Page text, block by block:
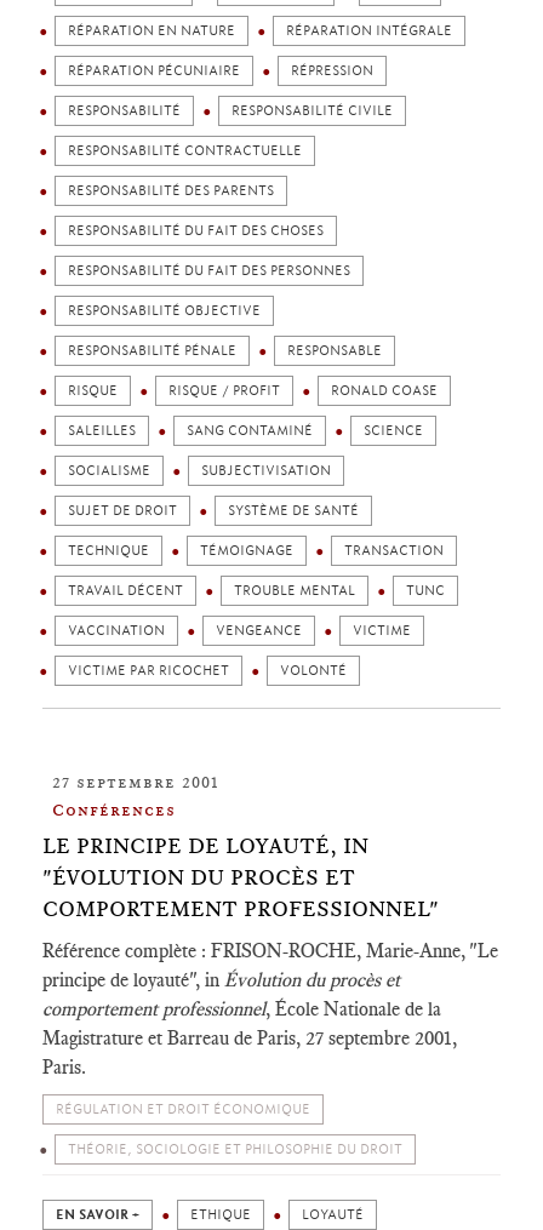
RÉPARATION EN NATURE RÉPARATION INTÉGRALE
RÉPARATION PÉCUNIAIRE RÉPRESSION
RESPONSABILITÉ RESPONSABILITÉ CIVILE
RESPONSABILITÉ CONTRACTUELLE
RESPONSABILITÉ DES PARENTS
RESPONSABILITÉ DU FAIT DES CHOSES
RESPONSABILITÉ DU FAIT DES PERSONNES
RESPONSABILITÉ OBJECTIVE
RESPONSABILITÉ PÉNALE RESPONSABLE
RISQUE RISQUE / PROFIT RONALD COASE
SALEILLES SANG CONTAMINÉ SCIENCE
SOCIALISME SUBJECTIVISATION
SUJET DE DROIT SYSTÈME DE SANTÉ
TECHNIQUE TÉMOIGNAGE TRANSACTION
TRAVAIL DÉCENT TROUBLE MENTAL TUNC
VACCINATION VENGEANCE VICTIME
VICTIME PAR RICOCHET VOLONTÉ
27 septembre 2001
Conférences
LE PRINCIPE DE LOYAUTÉ, IN
"ÉVOLUTION DU PROCÈS ET
COMPORTEMENT PROFESSIONNEL"
Référence complète : FRISON-ROCHE, Marie-Anne, "Le
principe de loyauté", in Évolution du procès et
comportement professionnel, École Nationale de la
Magistrature et Barreau de Paris, 27 septembre 2001,
Paris.
RÉGULATION ET DROIT ÉCONOMIQUE
THÉORIE, SOCIOLOGIE ET PHILOSOPHIE DU DROIT
EN SAVOIR + ETHIQUE LOYAUTÉ